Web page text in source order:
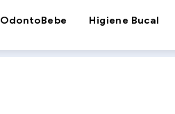
OdontoBebe Higiene Bucal